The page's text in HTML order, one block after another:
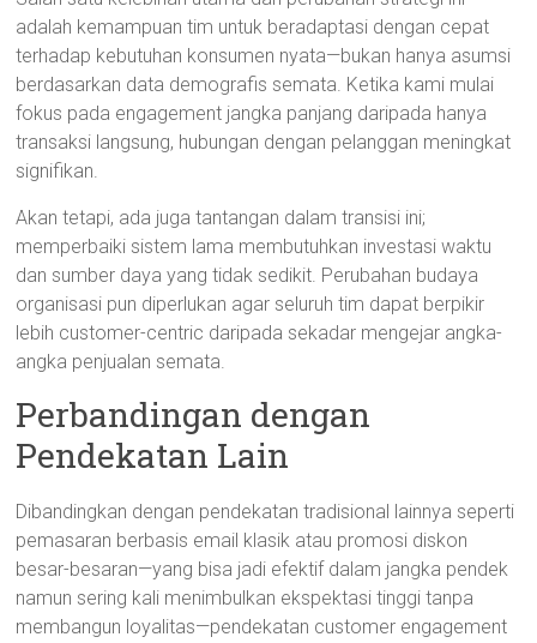
adalah kemampuan tim untuk beradaptasi dengan cepat
terhadap kebutuhan konsumen nyata—bukan hanya asumsi
berdasarkan data demografis semata. Ketika kami mulai
fokus pada engagement jangka panjang daripada hanya
transaksi langsung, hubungan dengan pelanggan meningkat
signifikan.
Akan tetapi, ada juga tantangan dalam transisi ini;
memperbaiki sistem lama membutuhkan investasi waktu
dan sumber daya yang tidak sedikit. Perubahan budaya
organisasi pun diperlukan agar seluruh tim dapat berpikir
lebih customer-centric daripada sekadar mengejar angka-
angka penjualan semata.
Perbandingan dengan
Pendekatan Lain
Dibandingkan dengan pendekatan tradisional lainnya seperti
pemasaran berbasis email klasik atau promosi diskon
besar-besaran—yang bisa jadi efektif dalam jangka pendek
namun sering kali menimbulkan ekspektasi tinggi tanpa
membangun loyalitas—pendekatan customer engagement